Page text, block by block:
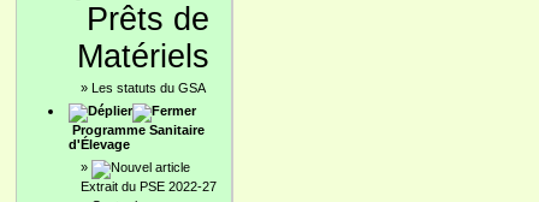
Prêts de
Matériels
» Les statuts du GSA
Programme Sanitaire
d'Élevage
»
Extrait du PSE 2022-27